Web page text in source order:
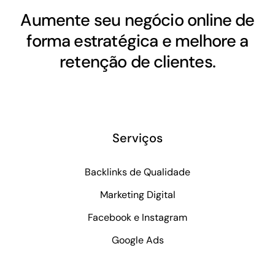
Aumente seu negócio online de
forma estratégica e melhore a
retenção de clientes.
Serviços
Backlinks de Qualidade
Marketing Digital
Facebook e Instagram
Google Ads